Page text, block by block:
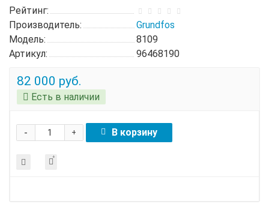
Рейтинг:
Производитель:
Grundfos
Модель:
8109
Артикул:
96468190
82 000 руб.
Есть в наличии
+
- В корзину